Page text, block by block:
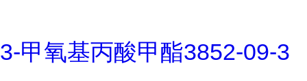
3-甲氧基丙酸甲酯3852-09-3